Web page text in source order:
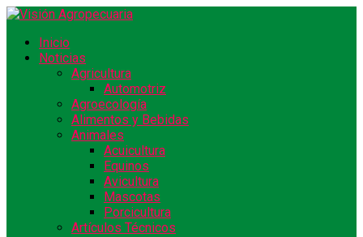
Inicio
Noticias
Agricultura
Automotriz
Agroecología
Alimentos y Bebidas
Animales
Acuicultura
Equinos
Avicultura
Mascotas
Porcicultura
Artículos Técnicos